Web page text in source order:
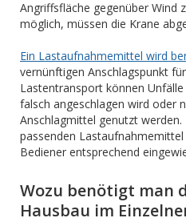
Angriffsfläche gegenüber Wind
möglich, müssen die Krane
Ein Lastaufnahmemittel wird
vernünftigen Anschlagspunkt
Lastentransport können
falsch angeschlagen wird oder
Anschlagmittel genutzt
passenden
Bediener entsprechend
Wozu benötigt man
Hausbau im